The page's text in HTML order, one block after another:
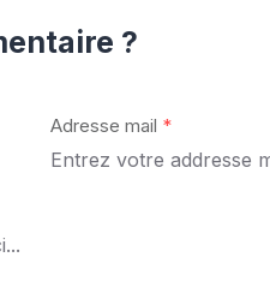
?
Adresse mail *